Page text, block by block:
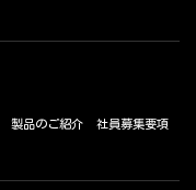
製品のご紹介
社員募集要項